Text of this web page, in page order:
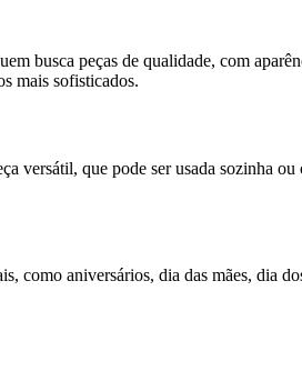
busca peças de qualidade, com
mais sofisticados.
versátil, que pode ser usada sozinha
como aniversários, dia das mães, dia